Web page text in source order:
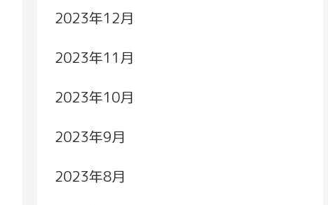
2023年12月
2023年11月
2023年10月
2023年9月
2023年8月